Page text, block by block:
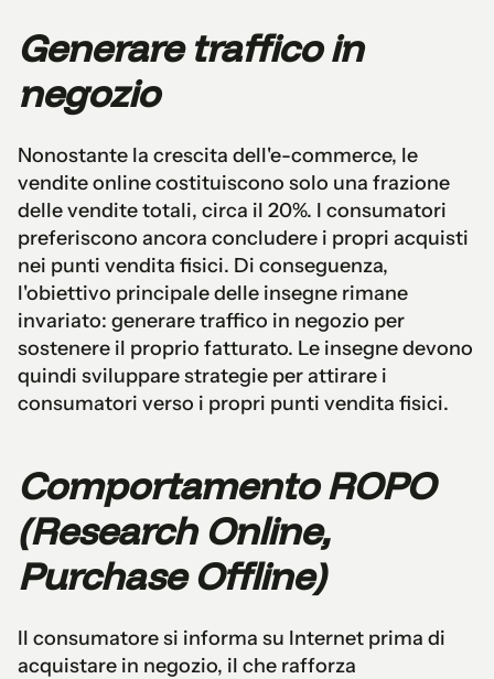
Generare traffico in
negozio
Nonostante la crescita dell'e-commerce, le
vendite online costituiscono solo una frazione
delle vendite totali, circa il 20%. I consumatori
preferiscono ancora concludere i propri acquisti
nei punti vendita fisici. Di conseguenza,
l'obiettivo principale delle insegne rimane
invariato: generare traffico in negozio per
sostenere il proprio fatturato. Le insegne devono
quindi sviluppare strategie per attirare i
consumatori verso i propri punti vendita fisici.
Comportamento ROPO
(Research Online,
Purchase Offline)
Il consumatore si informa su Internet prima di
acquistare in negozio, il che rafforza